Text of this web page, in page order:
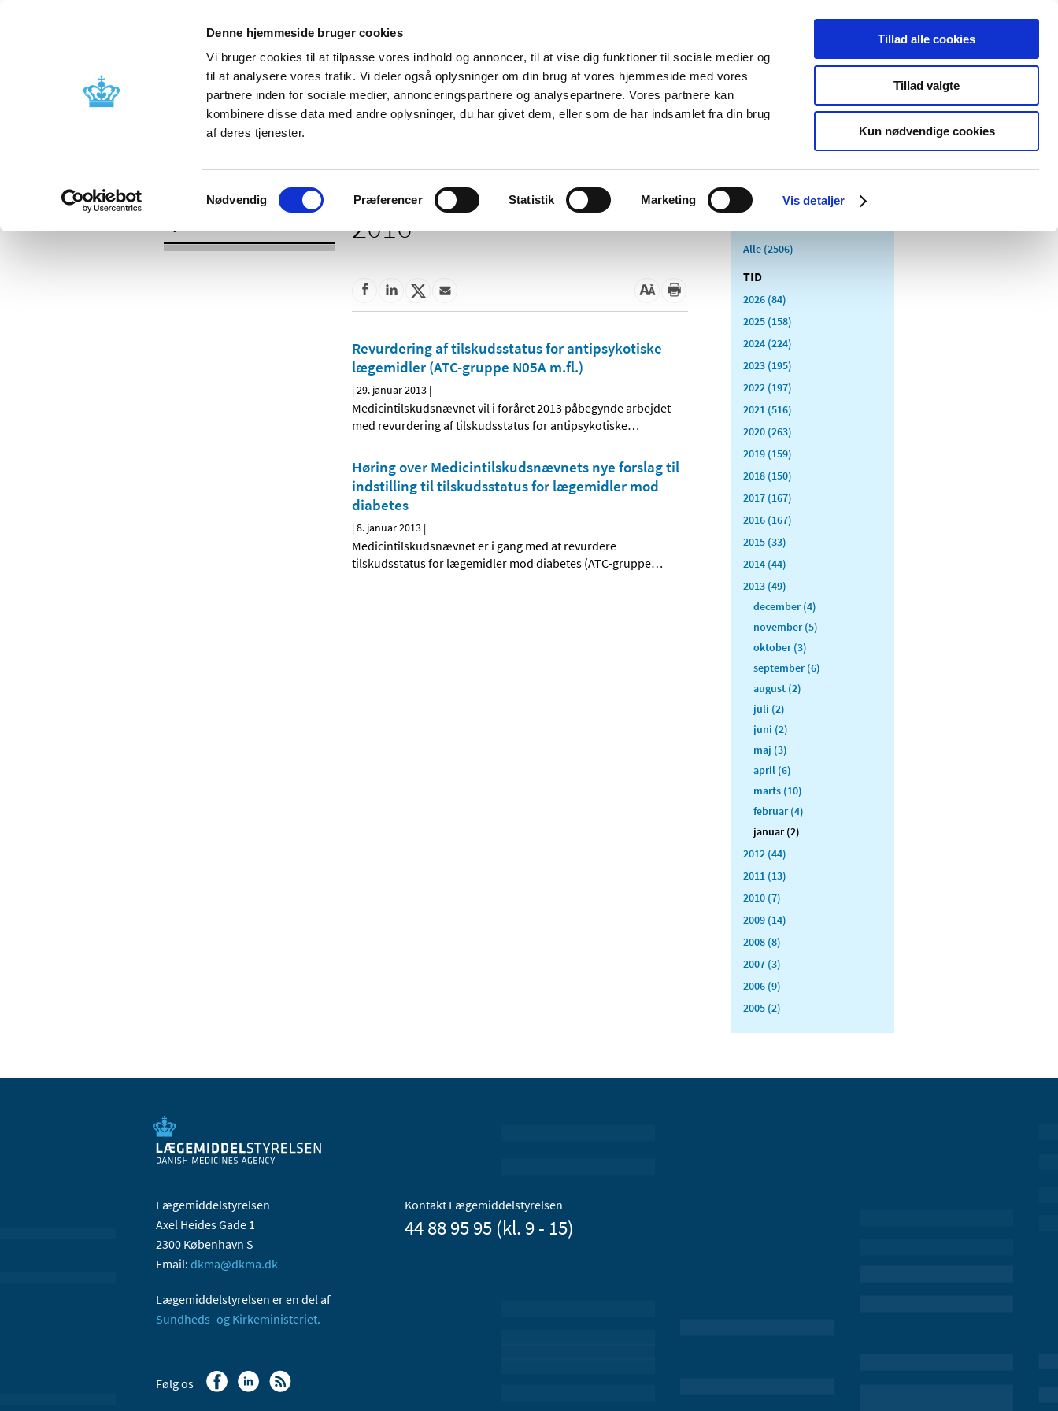
Denne hjemmeside bruger cookies
Vi bruger cookies til at tilpasse vores indhold og annoncer, til at vise dig funktioner til sociale medier og
til at analysere vores trafik. Vi deler også oplysninger om din brug af vores hjemmeside med vores
partnere inden for sociale medier, annonceringspartnere og analysepartnere. Vores partnere kan
kombinere disse data med andre oplysninger, du har givet dem, eller som de har indsamlet fra din brug
af deres tjenester.
Samtykkevalg
Nødvendig Præferencer Statistik Marketing Vis detaljer
Tillad alle cookies
Tillad valgte
Kun nødvendige cookies
Nyheder Om os Kontakt Udgivelser
Godkendelse og
Bivirkninger og
produktinformation
Tilskud og
Apoteker og salg af
Medicinsk
Særlige
produktområder
2016
Revurdering af tilskudsstatus for antipsykotiske
lægemidler (ATC-gruppe N05A m.fl.)
|29. januar 2013 |
Medicintilskudsnævnet vil i foråret 2013 påbegynde arbejdet
med revurdering af tilskudsstatus for antipsykotiske…
Høring over Medicintilskuds­nævnets nye forslag til
indstilling til tilskudsstatus for lægemidler mod
diabetes
|8. januar 2013 |
Medicintilskudsnævnet er i gang med at revurdere
tilskudsstatus for lægemidler mod diabetes (ATC-gruppe…
Alle (2506)
TID
2026 (84)
2025 (158)
2024 (224)
2023 (195)
2022 (197)
2021 (516)
2020 (263)
2019 (159)
2018 (150)
2017 (167)
2016 (167)
2015 (33)
2014 (44)
2013 (49)
december (4)
november (5)
oktober (3)
september (6)
august (2)
juli (2)
juni (2)
maj (3)
april (6)
marts (10)
februar (4)
januar (2)
2012 (44)
2011 (13)
2010 (7)
2009 (14)
2008 (8)
2007 (3)
2006 (9)
2005 (2)
Lægemiddelstyrelsen
Axel Heides Gade 1
2300 København S
Email: dkma@dkma.dk
Lægemiddelstyrelsen er en del af
Sundheds- og Kirkeministeriet.
Kontakt Lægemiddelstyrelsen
44 88 95 95 (kl. 9 - 15)
Følg os